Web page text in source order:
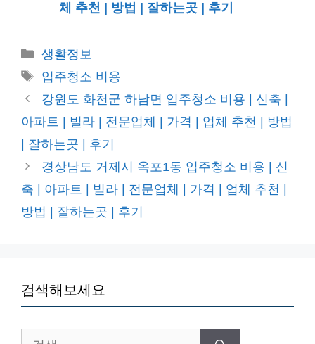
체 추천 | 방법 | 잘하는곳 | 후기
카
테
리
생활정보
태
그
입주청소 비용
강원도 화천군 하남면 입주청소 비용 | 신축 |
아파트 | 빌라 | 전문업체 | 가격 | 업체 추천 | 방법
| 잘하는곳 | 후기
경상남도 거제시 옥포1동 입주청소 비용 | 신
축 | 아파트 | 빌라 | 전문업체 | 가격 | 업체 추천 |
방법 | 잘하는곳 | 후기
검색해보세요